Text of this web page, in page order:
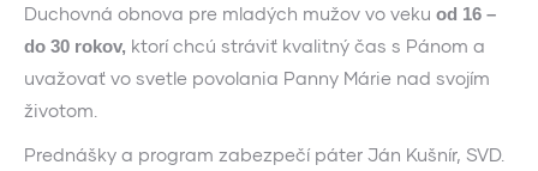
Duchovná obnova pre mladých mužov vo veku od 16 –
do 30 rokov, ktorí chcú stráviť kvalitný čas s Pánom a
uvažovať vo svetle povolania Panny Márie nad svojím
životom.
Prednášky a program zabezpečí páter Ján Kušnír, SVD.